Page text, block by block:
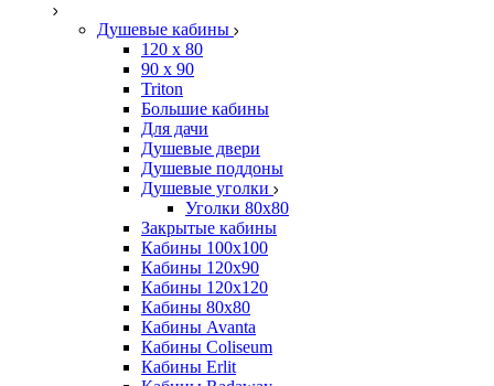
Душевые кабины
120 x 80
90 х 90
Triton
Большие кабины
Для дачи
Душевые двери
Душевые поддоны
Душевые уголки
Уголки 80х80
Закрытые кабины
Кабины 100x100
Кабины 120x90
Кабины 120х120
Кабины 80х80
Кабины Avanta
Кабины Coliseum
Кабины Erlit